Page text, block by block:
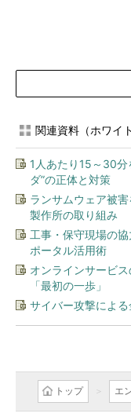
関連資料（ホワイ
1人あたり15～30
ダ”の正体と対策
ランサムウェア被
製作所の取り組み
工事・保守現場の
ポータル活用術
オンラインサービ
「最初の一歩」
サイバー攻撃によ
トップ エ